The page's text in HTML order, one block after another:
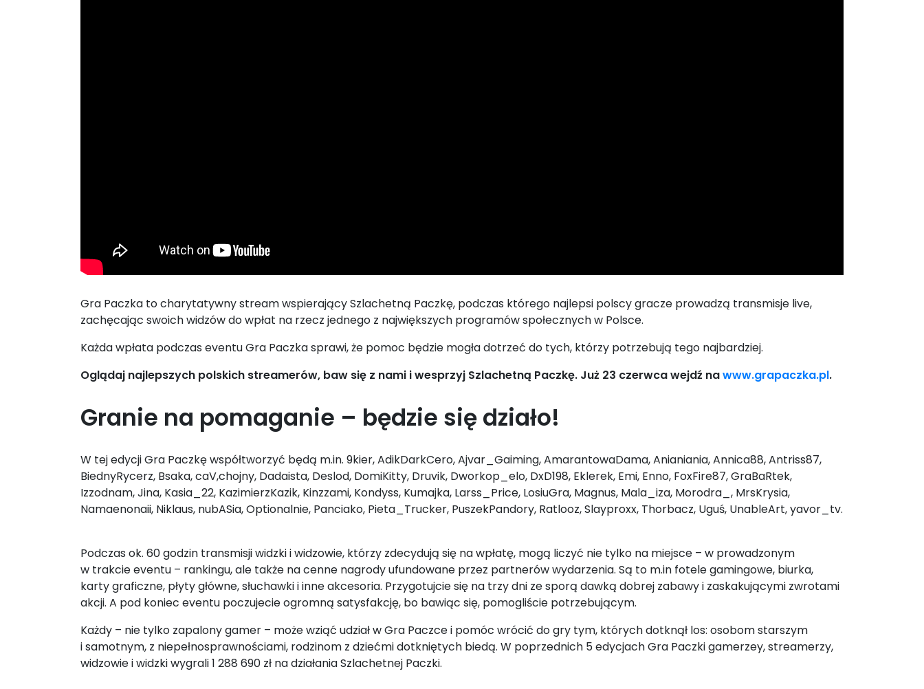
Gra Paczka to charytatywny stream wspierający Szlachetną Paczkę, podczas którego najlepsi polscy gracze prowadzą transmisje live,
zachęcając swoich widzów do wpłat na rzecz jednego z największych programów społecznych w Polsce.
Każda wpłata podczas eventu Gra Paczka sprawi, że pomoc będzie mogła dotrzeć do tych, którzy potrzebują tego najbardziej.
Oglądaj najlepszych polskich streamerów, baw się z nami i wesprzyj Szlachetną Paczkę. Już 23 czerwca wejdź nawww.grapaczka.pl.
Granie na pomaganie – będzie się działo!
W tej edycji Gra Paczkę współtworzyć będą m.in. 9kier, AdikDarkCero, Ajvar_Gaiming, AmarantowaDama, Anianiania, Annica88, Antriss87,
BiednyRycerz, Bsaka, caV,chojny, Dadaista, Deslod, DomiKitty, Druvik, Dworkop_elo, DxD198, Eklerek, Emi, Enno, FoxFire87, GraBaRtek,
Izzodnam, Jina, Kasia_22, KazimierzKazik, Kinzzami, Kondyss, Kumajka, Larss_Price, LosiuGra, Magnus, Mala_iza, Morodra_, MrsKrysia,
Namaenonaii, Niklaus, nubASia, Optionalnie, Panciako, Pieta_Trucker, PuszekPandory, Ratlooz, Slayproxx, Thorbacz, Uguś, UnableArt, yavor_tv.
Podczas ok. 60 godzin transmisji widzki i widzowie, którzy zdecydują się na wpłatę, mogą liczyć nie tylko na miejsce – w prowadzonym
w trakcie eventu – rankingu, ale także na cenne nagrody ufundowane przez partnerów wydarzenia. Są to m.in fotele gamingowe, biurka,
karty graficzne, płyty główne, słuchawki i inne akcesoria. Przygotujcie się na trzy dni ze sporą dawką dobrej zabawy i zaskakującymi zwrotami
akcji. A pod koniec eventu poczujecie ogromną satysfakcję, bo bawiąc się, pomogliście potrzebującym.
Każdy – nie tylko zapalony gamer – może wziąć udział w Gra Paczce i pomóc wrócić do gry tym, których dotknął los: osobom starszym
i samotnym, z niepełnosprawnościami, rodzinom z dziećmi dotkniętych biedą. W poprzednich 5 edycjach Gra Paczki gamerzey, streamerzy,
widzowie i widzki wygrali 1 288 690 zł na działania Szlachetnej Paczki.